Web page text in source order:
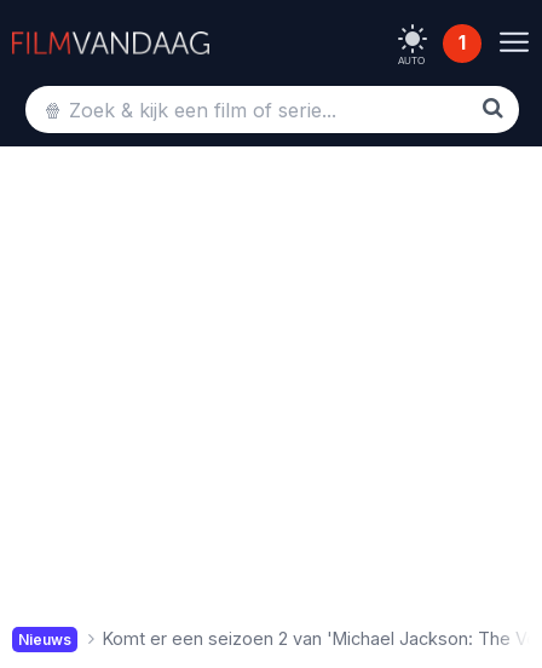
AUTO
1
Nieuws Komt er een seizoen 2 van 'Michael Jackson: The